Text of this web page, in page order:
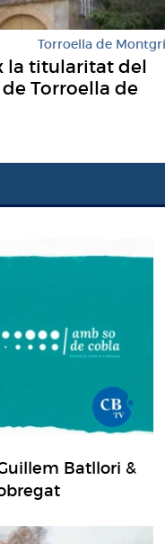
Torroella de Montgrí
la titularitat del
Torroella de
Batllori &